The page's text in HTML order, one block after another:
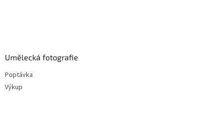
Umělecká fotografie
Poptávka
Výkup